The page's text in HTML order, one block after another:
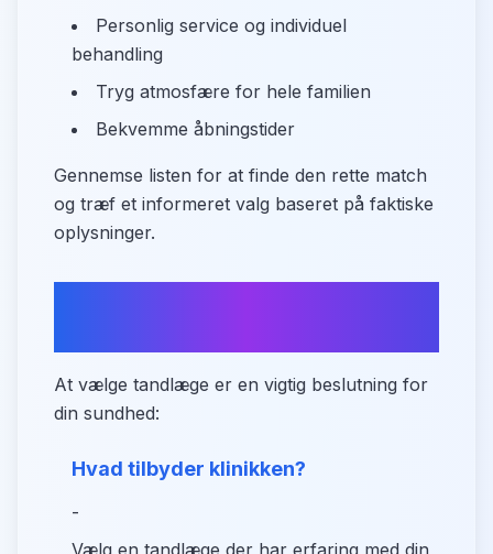
Personlig service og individuel
behandling
Tryg atmosfære for hele familien
Bekvemme åbningstider
Gennemse listen for at finde den rette match
og træf et informeret valg baseret på faktiske
oplysninger.
At vælge tandlæge er en vigtig beslutning for
din sundhed:
Hvad tilbyder klinikken?
-
Vælg en tandlæge der har erfaring med din